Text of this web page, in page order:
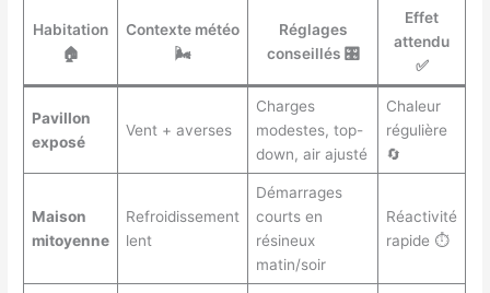
Habitation
🏠
Contexte météo
🌬️
Réglages
conseillés 🎛️
Effet
attendu
✅
Pavillon
exposé
Vent + averses
Charges
modestes, top-
down, air ajusté
Chaleur
régulière
🔄
Maison
mitoyenne
Refroidissement
lent
Démarrages
courts en
résineux
matin/soir
Réactivité
rapide ⏱️